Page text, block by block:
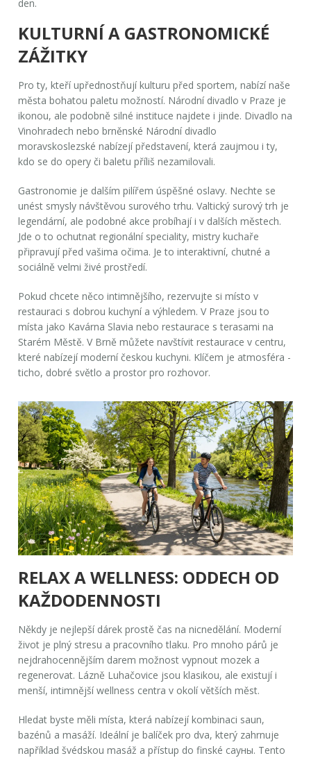
den.
KULTURNÍ A GASTRONOMICKÉ
ZÁŽITKY
Pro ty, kteří upřednostňují kulturu před sportem, nabízí naše
města bohatou paletu možností. Národní divadlo v Praze je
ikonou, ale podobně silné instituce najdete i jinde. Divadlo na
Vinohradech nebo brněnské Národní divadlo
moravskoslezské nabízejí představení, která zaujmou i ty,
kdo se do opery či baletu příliš nezamilovali.
Gastronomie je dalším pilířem úspěšné oslavy. Nechte se
unést smysly návštěvou surového trhu. Valtický surový trh je
legendární, ale podobné akce probíhají i v dalších městech.
Jde o to ochutnat regionální speciality, mistry kuchaře
připravují před vašima očima. Je to interaktivní, chutné a
sociálně velmi živé prostředí.
Pokud chcete něco intimnějšího, rezervujte si místo v
restauraci s dobrou kuchyní a výhledem. V Praze jsou to
místa jako Kavárna Slavia nebo restaurace s terasami na
Starém Městě. V Brně můžete navštívit restaurace v centru,
které nabízejí moderní českou kuchyni. Klíčem je atmosféra -
ticho, dobré světlo a prostor pro rozhovor.
RELAX A WELLNESS: ODDECH OD
KAŽDODENNOSTI
Někdy je nejlepší dárek prostě čas na nicnedělání. Moderní
život je plný stresu a pracovního tlaku. Pro mnoho párů je
nejdrahocennějším darem možnost vypnout mozek a
regenerovat. Lázně Luhačovice jsou klasikou, ale existují i
menší, intimnější wellness centra v okolí větších měst.
Hledat byste měli místa, která nabízejí kombinaci saun,
bazénů a masáží. Ideální je balíček pro dva, který zahrnuje
například švédskou masáž a přístup do finské сауны. Tento